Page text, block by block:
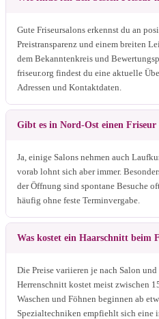
Gute Friseursalons erkennst du an
Preistransparenz und einem breiten
dem Bekanntenkreis und
friseur.org findest du eine aktuelle
Adressen und Kontaktdaten.
Gibt es in Nord-Ost einen Friseur
Ja, einige Salons nehmen auch
vorab lohnt sich aber immer.
der Öffnung sind spontane Besuche
häufig ohne feste Terminvergabe.
Was kostet ein Haarschnitt beim
Die Preise variieren je nach Salon
Herrenschnitt kostet meist zwischen
Waschen und Föhnen beginnen ab
Spezialtechniken empfiehlt sich eine